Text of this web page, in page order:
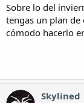
Sobre lo del
tengas un plan
cómodo hacerlo
Skylined